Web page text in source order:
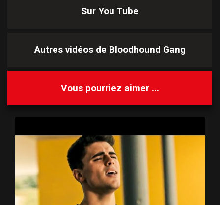
Sur You Tube
Autres vidéos de Bloodhound Gang
Vous pourriez aimer ...